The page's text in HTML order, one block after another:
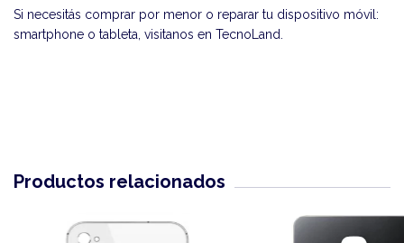
Si necesitás comprar por menor o reparar tu dispositivo móvil:
smartphone o tableta, visitanos en TecnoLand
Productos relacionados